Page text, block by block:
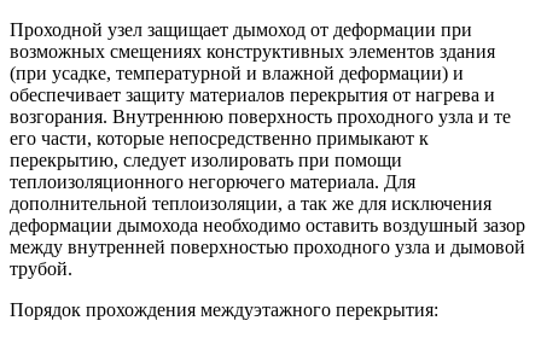
Проходной узел защищает дымоход от деформации при
возможных смещениях конструктивных элементов здания
(при усадке, температурной и влажной деформации) и
обеспечивает защиту материалов перекрытия от нагрева и
возгорания. Внутреннюю поверхность проходного узла и те
его части, которые непосредственно примыкают к
перекрытию, следует изолировать при помощи
теплоизоляционного негорючего материала. Для
дополнительной теплоизоляции, а так же для исключения
деформации дымохода необходимо оставить воздушный зазор
между внутренней поверхностью проходного узла и дымовой
трубой.
Порядок прохождения междуэтажного перекрытия: